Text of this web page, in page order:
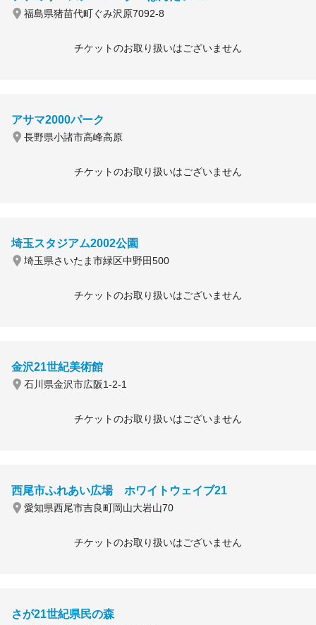
福島県猪苗代町ぐみ沢原7092-8
チケットのお取り扱いはございません
アサマ2000パーク
長野県小諸市高峰高原
チケットのお取り扱いはございません
埼玉スタジアム2002公園
埼玉県さいたま市緑区中野田500
チケットのお取り扱いはございません
金沢21世紀美術館
石川県金沢市広阪1-2-1
チケットのお取り扱いはございません
西尾市ふれあい広場 ホワイトウェイブ21
愛知県西尾市吉良町岡山大岩山70
チケットのお取り扱いはございません
さが21世紀県民の森